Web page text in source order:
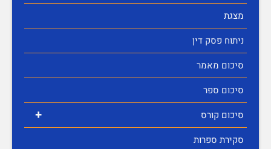
מצגת
ניתוח פסק דין
סיכום מאמר
סיכום ספר
+
סיכום קורס
סקירת ספרות